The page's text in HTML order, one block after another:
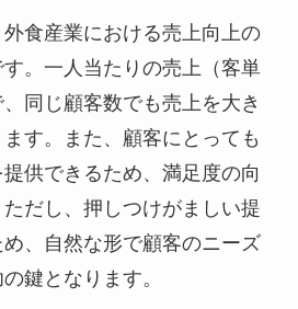
食産業における売上向上の
。一人当たりの売上（客単
同じ顧客数でも売上を大き
す。また、顧客にとっても
供できるため、満足度の向
ただし、押しつけがましい提
、自然な形で顧客のニーズ
鍵となります。